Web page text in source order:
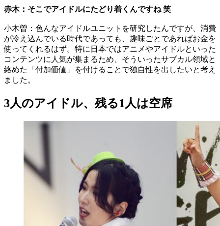
赤木：そこでアイドルにたどり着くんですね 笑
小木曽：色んなアイドルユニットを研究したんですが、消費
が冷え込んでいる時代であっても、趣味ごとであればお金を
使ってくれるはず。特に日本ではアニメやアイドルといった
コンテンツに人気が集まるため、そういったサブカル領域と
絡めた「付加価値」を付けることで独自性を出したいと考え
ました。
3人のアイドル、残る1人は空席